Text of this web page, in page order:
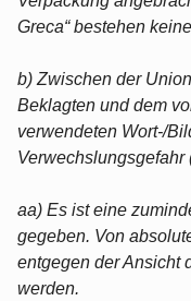
Greca“ bestehen
b) Zwischen der
Beklagten und dem
verwendeten Wort-/
Verwechslungsgefahr
aa) Es ist eine
gegeben. Von
entgegen der Ansicht
werden.